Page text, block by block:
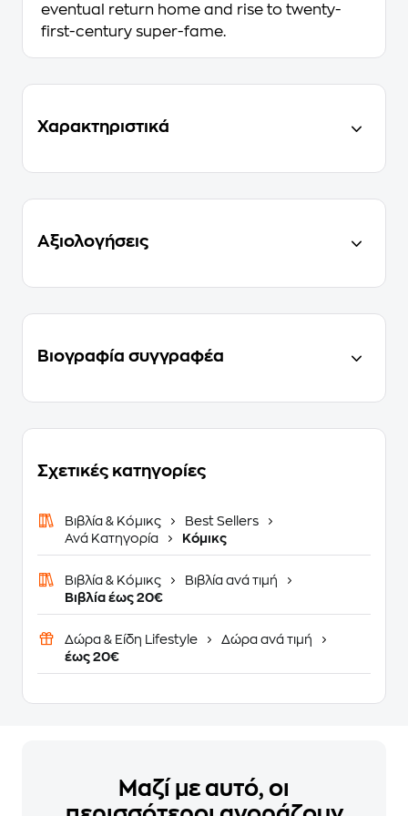
eventual return home and rise to twenty-
first-century super-fame.
Χαρακτηριστικά
Αξιολογήσεις
Βιογραφία συγγραφέα
Σχετικές κατηγορίες
Βιβλία & Κόμικς
Best Sellers
Ανά Κατηγορία
Κόμικς
Βιβλία & Κόμικς
Βιβλία ανά τιμή
Βιβλία έως 20€
Δώρα & Είδη Lifestyle
Δώρα ανά τιμή
έως 20€
Μαζί με αυτό, οι